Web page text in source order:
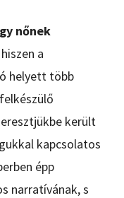
nőnek
a
helyett több
került
kapcsolatos
épp
narratívának, s